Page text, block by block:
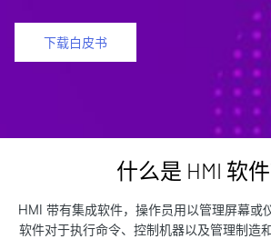
下载白皮书
什么是 HMI 软件
HMI 带有集成软件，操作员用以管理屏幕或
软件对于执行命令、控制机器以及管理制造